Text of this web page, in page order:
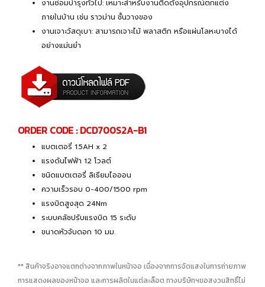
งานซ่อมบำรุงทั่วไป: เหมาะสำหรับงานติดตั้งอุปกรณ์ตกแต่ง
ภายในบ้าน เช่น ราวม่าน ชั้นวางของ
งานเจาะวัสดุเบา: สามารถเจาะไม้ พลาสติก หรือแผ่นโลหะบางได้
อย่างแม่นยำ
ORDER CODE : DCD700S2A-B1
แบตเตอรี่ 1.5AH x 2
แรงดันไฟฟ้า 12 โวลต์
ชนิดแบตเตอรี่ ลิเธียมไอออน
ความเร็วรอบ 0-400/1500 rpm
แรงบิดสูงสุด 24Nm
ระบบคลัชปรับแรงบิด 15 ระดับ
ขนาดหัวจับดอก 10 มม.
** สินค้าจริงอาจแตกต่างจากภาพในหน้าจอ เนื่องจากการจัดแสงในการถ่ายภาพ
การแสดงผลของหน้าจอ และการผลิตในแต่ละล็อต ทางบริษัทฯขอสงวนสิทธิ์ไม่